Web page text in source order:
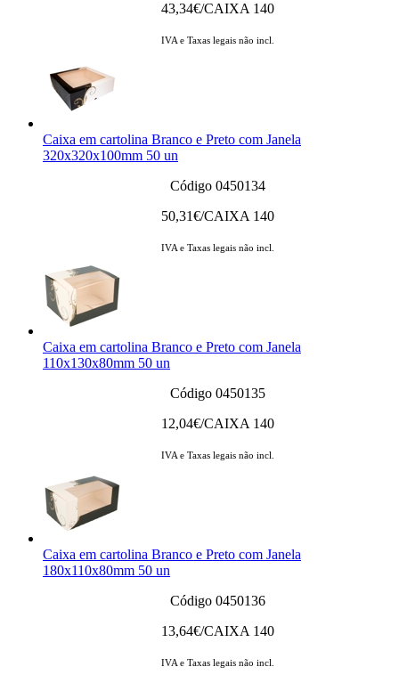
43,34€/CAIXA 140
IVA e Taxas legais não incl.
Caixa em cartolina Branco e Preto com Janela
320x320x100mm 50 un
Código 0450134
50,31€/CAIXA 140
IVA e Taxas legais não incl.
Caixa em cartolina Branco e Preto com Janela
110x130x80mm 50 un
Código 0450135
12,04€/CAIXA 140
IVA e Taxas legais não incl.
Caixa em cartolina Branco e Preto com Janela
180x110x80mm 50 un
Código 0450136
13,64€/CAIXA 140
IVA e Taxas legais não incl.